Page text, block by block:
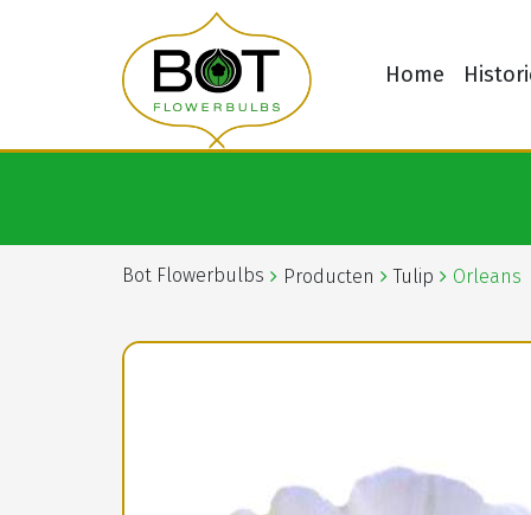
Home
Bot Flowerbulbs Producten Tulip Orleans